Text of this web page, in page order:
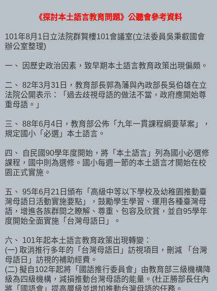
《探討本土語言教育問題》公聽會參考資料
101年8月1日立法院群賢樓101會議室(立法委員吳秉叡國會
辦公室整理)
一、 因歷史政治因素，致早期本土語言教育政策出現偏頗。
二、 82年3月31日，教育部長郭為藩與內政部長吳伯雄在立
法院公開表示：「過去歧視母語的做法不當，政府應開始尊
重母語。」
三、 88年6月4日，教育部公佈「九年一貫課程綱要草案」，
規定國小「必選」本土語言。
四、 自民國90學年度開始，將「本土語言」列為國小必選修
課程，國中則為選修。國小每週一節的本土語言才開始在校
園正式實施。
五、 95年6月21日頒布「高級中等以下學校及幼稚園推動臺
灣母語日活動實施要點」，鼓勵學生學習、運用各種臺灣母
語，增進各族群間之瞭解、尊重、包容及欣賞，並自95學年
度開始全面實施「台灣母語日」。
六、 101年起本土語言教育政策出現轉變：
(一) 取消推行多年的「台灣母語日」訪視項目，刪減 「台灣
母語日」訪視的補助經費。
(二) 擬自102年起將「國語推行委員會」由教育部三級機構降
級為四級機構，減損推動台灣母語的能量。(杜正勝部長任內
將「國語會」提高層級並增加推動台灣母語的任務。